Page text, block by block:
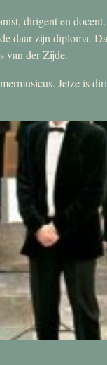
dirigent en
daar zijn diploma.
van der Zijde.
Jetze is